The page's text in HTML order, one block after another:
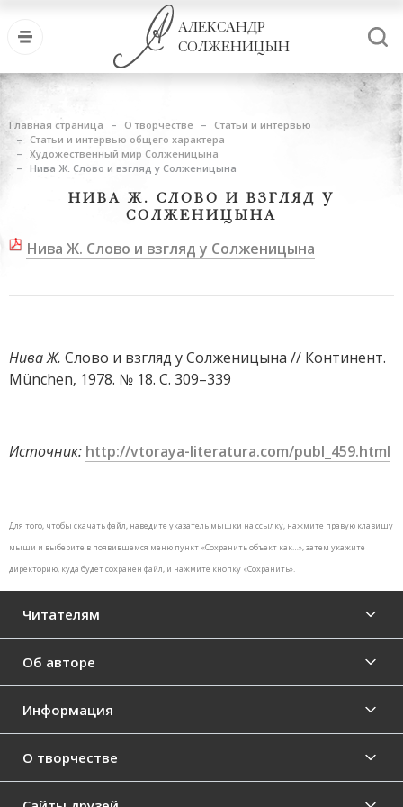
АЛЕКСАНДР
СОЛЖЕНИЦЫН
Главная страница О творчестве
Статьи и интервью
Статьи и интервью общего характера
Художественный мир Солженицына
Нива Ж. Слово и взгляд у Солженицына
НИВА Ж. СЛОВО И ВЗГЛЯД У
СОЛЖЕНИЦЫНА
Нива Ж. Слово и взгляд у Солженицына
Нива Ж. Слово и взгляд у Солженицына // Континент.
München, 1978. № 18. С. 309–339
Источник: http://vtoraya-literatura.com/publ_459.html
Для того, чтобы скачать файл, наведите указатель мышки на ссылку, нажмите правую клавишу
мыши и выберите в появившемся меню пункт «Сохранить объект как…», затем укажите
директорию, куда будет сохранен файл, и нажмите кнопку «Сохранить».
Читателям
Об авторе
Информация
О творчестве